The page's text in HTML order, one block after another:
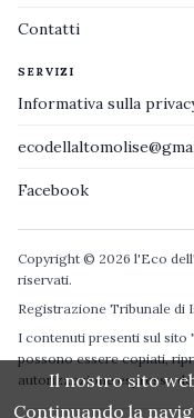
Contatti
SERVIZI
Informativa sulla
Facebook
Copyright © 2026 l'Eco
riservati.
Registrazione Tribunale di
I contenuti presenti sul
possono essere copiati,
autorizzazione espressa
Il nostro sito
Continuando la